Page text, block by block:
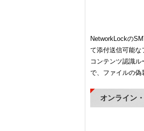
NetworkLockの
て添付送信可能な
コンテンツ認識
で、ファイルの偽
オンライン